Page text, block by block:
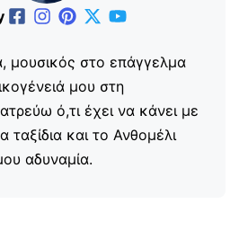
μουσικός στο επάγγελμα
μου στη
ό,τι έχει να κάνει με
ταξίδια και το Ανθομέλι
αδυναμία.